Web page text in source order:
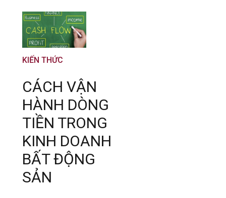
KIẾN THỨC
CÁCH VẬN
HÀNH DÒNG
TIỀN TRONG
KINH DOANH
BẤT ĐỘNG
SẢN